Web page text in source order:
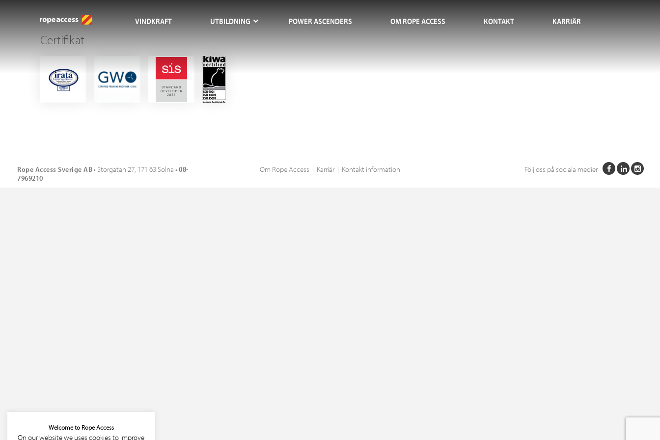
VINDKRAFT UTBILDNING POWER ASCENDERS OM ROPE ACCESS KONTAKT KARRIÄR
Certifikat
Följ oss på sociala medier
Rope Access Sverige AB• Storgatan 27, 171 63 Solna • 08-
7969210
Om Rope Access Karriär Kontakt information
Welcome to Rope Access
On our website we uses cookies to improve